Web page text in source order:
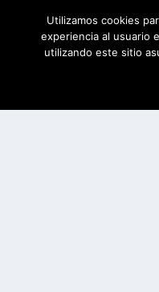
Utilizamos cookies
experiencia al usuario
utilizando este sitio